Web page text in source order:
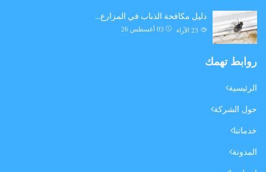
دليل مكافحة الذباب في المزارع…
03 أغسطس 26 الآراء
روابط تهمك
الرئيسية
حول الشركة
خدماتنا
المدونة